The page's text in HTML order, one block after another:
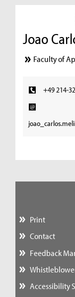
Joao
Faculty of
+49 214-
Print
Contact
Feedback
Accessibility